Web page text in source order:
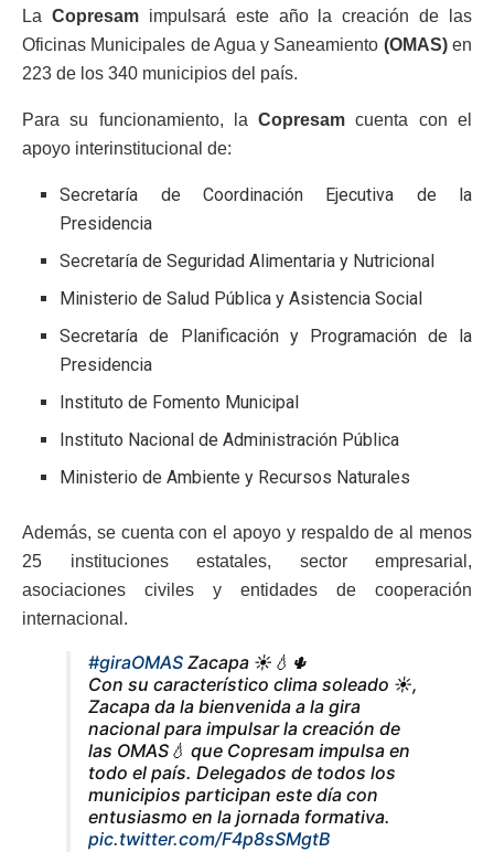
La Copresamimpulsará este año la creación de las
Oficinas Municipales de Agua y Saneamiento (OMAS)en
223 de los 340 municipios del país.
Para su funcionamiento, laCopresam cuenta con el
apoyo interinstitucional de:
Secretaría de Coordinación Ejecutiva de la
Presidencia
Secretaría de Seguridad Alimentaria y Nutricional
Ministerio de Salud Pública y Asistencia Social
Secretaría de Planificación y Programación de la
Presidencia
Instituto de Fomento Municipal
Instituto Nacional de Administración Pública
Ministerio de Ambiente y Recursos Naturales
Además, se cuenta con el apoyo y respaldo de al menos
25 instituciones estatales, sector empresarial,
asociaciones civiles y entidades de cooperación
internacional.
#giraOMAS Zacapa ☀️💧🌵
Con su característico clima soleado ☀,
Zacapa da la bienvenida a la gira
nacional para impulsar la creación de
las OMAS💧 que Copresam impulsa en
todo el país. Delegados de todos los
municipios participan este día con
entusiasmo en la jornada formativa.
pic.twitter.com/F4p8sSMgtB